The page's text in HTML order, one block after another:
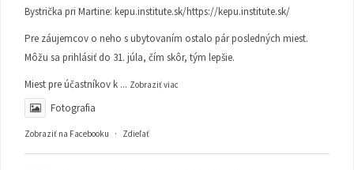
Bystrička pri Martine: kepu.institute.sk/https://kepu.institute.sk/
Pre záujemcov o neho s ubytovaním ostalo pár posledných miest.
Môžu sa prihlásiť do 31. júla, čím skôr, tým lepšie.
Miest pre účastníkov k ... Zobraziť viac
Fotografia
Zobraziť na Facebooku · Zdieľať